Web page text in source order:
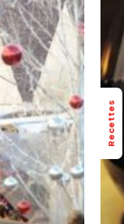
Recettes